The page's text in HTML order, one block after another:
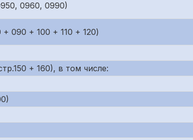
0960, 0990)
090 + 100 + 110 + 120)
+ 160), в том числе: